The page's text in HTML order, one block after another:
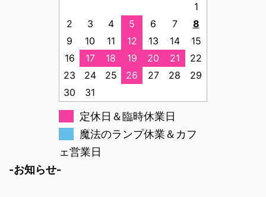
1
2
3 4 5 6 7
8
9
10 11 12 13 14
15
16
17 18 19 20 21
22
23
24 25 26 27 28
29
30
31
定休日＆臨時休業日
魔法のランプ休業＆カフ
ェ営業日
-お知らせ-